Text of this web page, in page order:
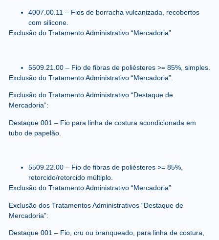
4007.00.11 – Fios de borracha vulcanizada, recobertos
com silicone.
Exclusão do Tratamento Administrativo “Mercadoria”
5509.21.00– Fio de fibras de poliésteres >= 85%, simples.
Exclusão do Tratamento Administrativo “Mercadoria”.
Exclusão do Tratamento Administrativo “Destaque de
Mercadoria”:
Destaque 001 – Fio para linha de costura acondicionada em
tubo de papelão.
5509.22.00– Fio de fibras de poliésteres >= 85%,
retorcido/retorcido múltiplo.
Exclusão do Tratamento Administrativo “Mercadoria”
Exclusão dos Tratamentos Administrativos “Destaque de
Mercadoria”:
Destaque 001 – Fio, cru ou branqueado, para linha de costura,